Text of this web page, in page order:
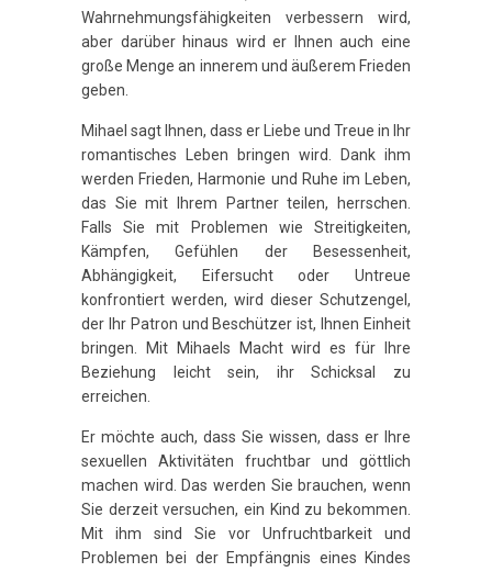
Wahrnehmungsfähigkeiten verbessern wird,
aber darüber hinaus wird er Ihnen auch eine
große Menge an innerem und äußerem Frieden
geben.
Mihael sagt Ihnen, dass er Liebe und Treue in Ihr
romantisches Leben bringen wird. Dank ihm
werden Frieden, Harmonie und Ruhe im Leben,
das Sie mit Ihrem Partner teilen, herrschen.
Falls Sie mit Problemen wie Streitigkeiten,
Kämpfen, Gefühlen der Besessenheit,
Abhängigkeit, Eifersucht oder Untreue
konfrontiert werden, wird dieser Schutzengel,
der Ihr Patron und Beschützer ist, Ihnen Einheit
bringen. Mit Mihaels Macht wird es für Ihre
Beziehung leicht sein, ihr Schicksal zu
erreichen.
Er möchte auch, dass Sie wissen, dass er Ihre
sexuellen Aktivitäten fruchtbar und göttlich
machen wird. Das werden Sie brauchen, wenn
Sie derzeit versuchen, ein Kind zu bekommen.
Mit ihm sind Sie vor Unfruchtbarkeit und
Problemen bei der Empfängnis eines Kindes